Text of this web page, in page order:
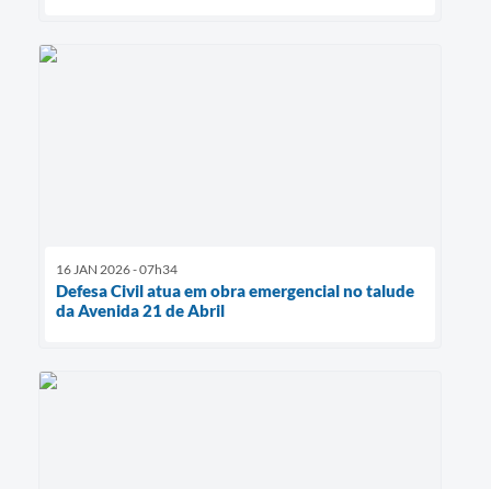
16 JAN 2026 - 07h34
Defesa Civil atua em obra emergencial no talude
da Avenida 21 de Abril